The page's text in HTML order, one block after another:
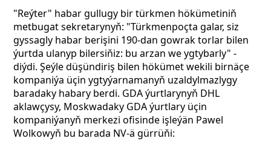
"Reýter" habar gullugy bir türkmen hökümetiniň
metbugat sekretarynyň: "Türkmenpoçta galar, siz
gyssagly habar berişini 190-dan gowraktorlar bilen
ýurtda ulanyp bilersiňiz: bu arzan we ygtybarly" -
diýdi. Şeýle düşündiriş bilen hökümet wekili birnäçe
kompaniýa üçin ygtyýarnamanyň uzaldylmazlygy
baradaky habary berdi. GDA ýurtlarynyň DHL
aklawçysy, Moskwadaky GDA ýurtlary üçin
kompaniýanyň merkezi ofisinde işleýän Pawel
Wolkowyň bu barada NV-ä gürrüňi: